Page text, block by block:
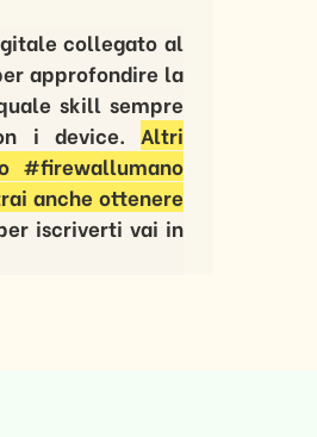
collegato al
approfondire la
skill sempre
i device. Altri
#firewallumano
anche ottenere
iscriverti vai in